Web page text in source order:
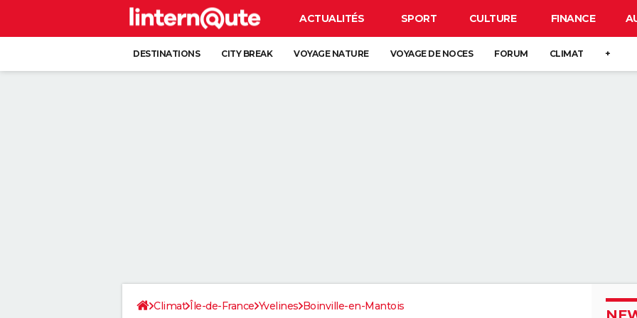
ACTUALITÉS SPORT CULTURE FINANCE
DESTINATIONS CITY BREAK VOYAGE NATURE VOYAGE DE NOCES FORUM CLIMAT +
Climat Île-de-France Yvelines Boinville-en-Mantois